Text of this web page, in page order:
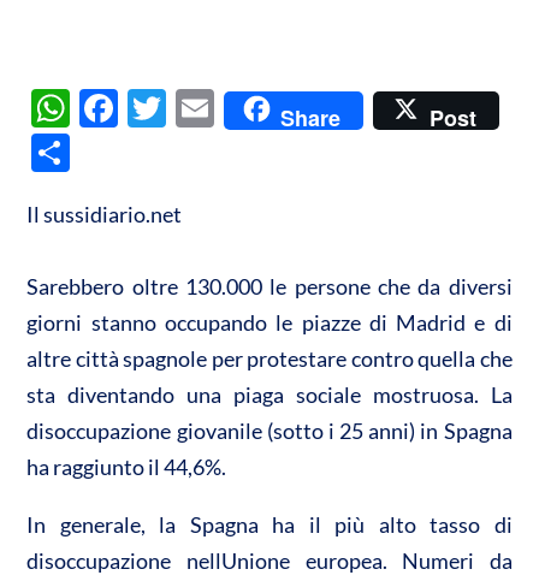
W
s
p
p
F
b
o
k
T
er
E
Share Post
n
di
vi
di
Il sussidiario.net
Sarebbero oltre 130.000 le persone che da diversi
giorni stanno occupando le piazze di Madrid e di
altre città spagnole per protestare contro quella che
sta diventando una piaga sociale mostruosa. La
disoccupazione giovanile (sotto i 25 anni) in Spagna
ha raggiunto il 44,6%.
In generale, la Spagna ha il più alto tasso di
disoccupazione nellUnione europea. Numeri da